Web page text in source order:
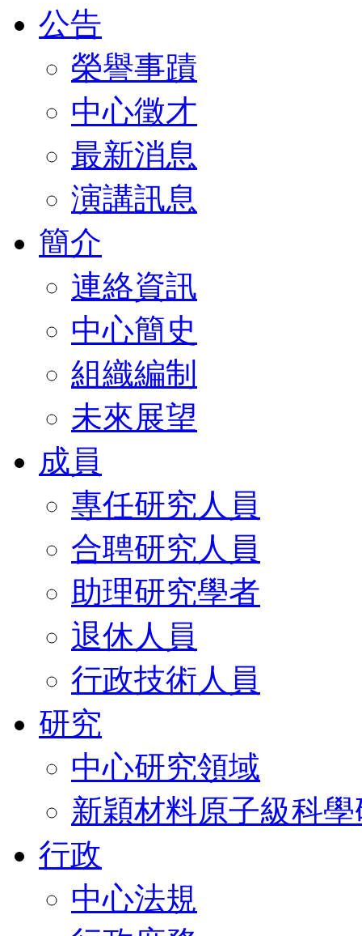
公告
榮譽事蹟
中心徵才
最新消息
演講訊息
簡介
連絡資訊
中心簡史
組織編制
未來展望
成員
專任研究人員
合聘研究人員
助理研究學者
退休人員
行政技術人員
研究
中心研究領域
新穎材料原子級科
行政
中心法規